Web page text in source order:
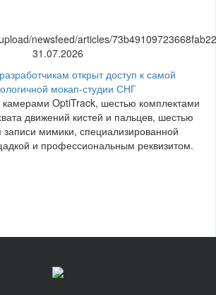
31.07.2026
открыт доступ к самой
мокап-студии СНГ
OptiTrack, шестью комплектами
движений кистей и пальцев, шестью
мимики, специализированной
и профессиональным реквизитом.